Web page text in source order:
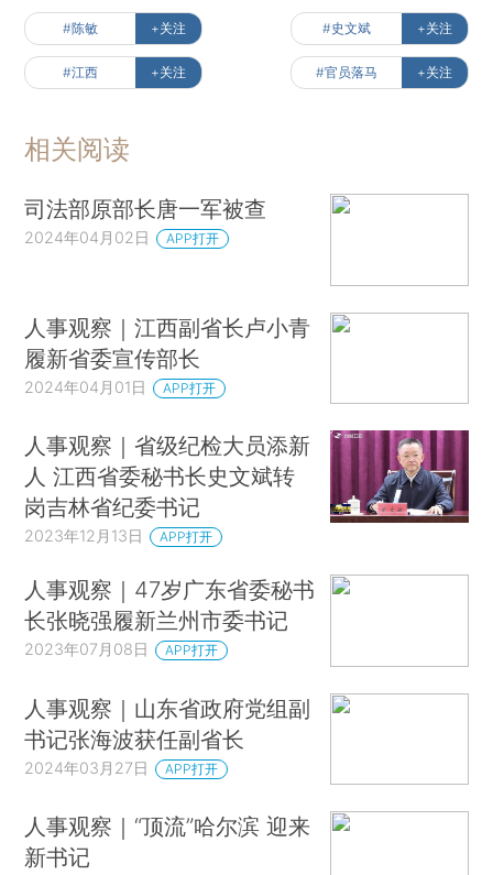
#陈敏 +关注 #史文斌 +关注
#江西 +关注 #官员落马 +关注
相关阅读
司法部原部长唐一军被查
2024年04月02日 APP打开
人事观察｜江西副省长卢小青
履新省委宣传部长
2024年04月01日 APP打开
人事观察｜省级纪检大员添新
人 江西省委秘书长史文斌转
岗吉林省纪委书记
2023年12月13日 APP打开
人事观察｜47岁广东省委秘书
长张晓强履新兰州市委书记
2023年07月08日 APP打开
人事观察｜山东省政府党组副
书记张海波获任副省长
2024年03月27日 APP打开
人事观察｜“顶流”哈尔滨 迎来
新书记